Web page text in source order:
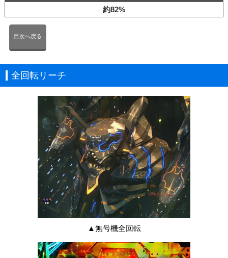
約82%
目次へ戻る
全回転リーチ
▲無号機全回転